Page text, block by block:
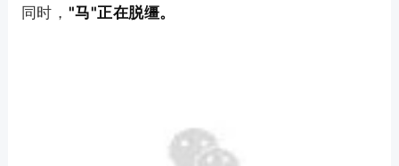
同时， "马"正在脱缰。